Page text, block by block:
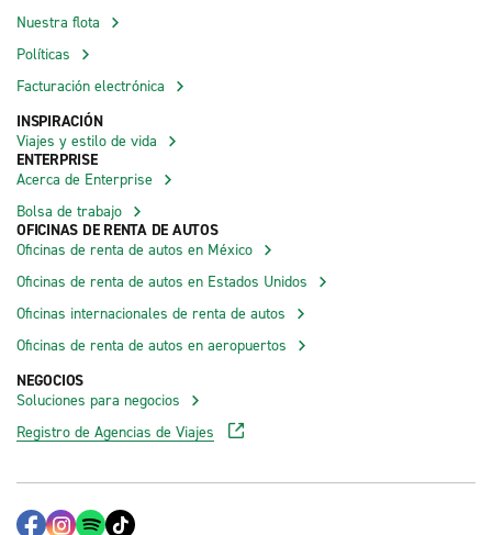
Nuestra flota
Políticas
Facturación electrónica
INSPIRACIÓN
Viajes y estilo de vida
ENTERPRISE
Acerca de Enterprise
Bolsa de trabajo
OFICINAS DE RENTA DE AUTOS
Oficinas de renta de autos en México
Oficinas de renta de autos en Estados Unidos
Oficinas internacionales de renta de autos
Oficinas de renta de autos en aeropuertos
NEGOCIOS
Soluciones para negocios
Registro de Agencias de Viajes